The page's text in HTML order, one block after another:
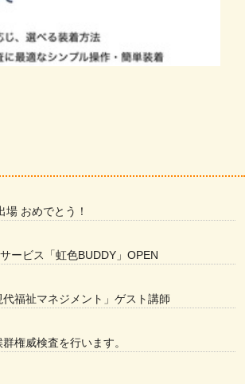
場 おめでとう！
ービス「虹色BUDDY」OPEN
福祉マネジメント」ゲスト講師
権威検査を行います。